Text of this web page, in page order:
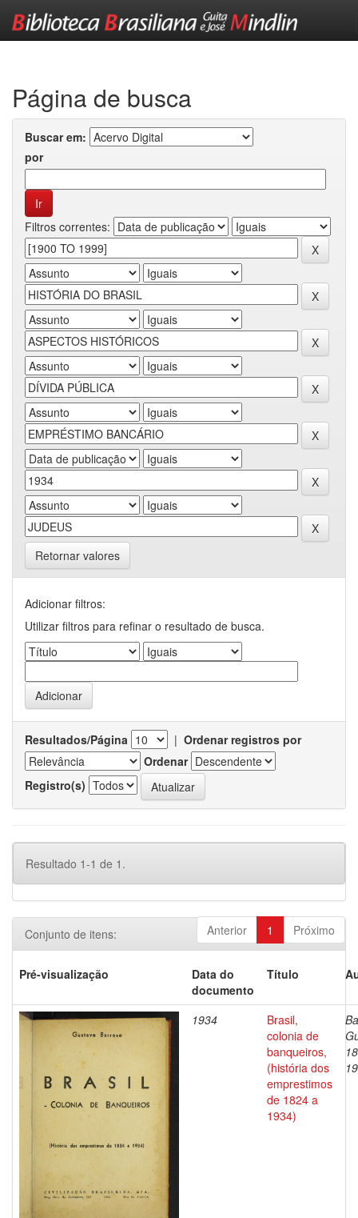
Página de busca
Buscar em:
por
Filtros correntes:
Retornar valores
Adicionar filtros:
Utilizar filtros para refinar o resultado de busca.
Resultados/Página | Ordenar registros por
Ordenar
Registro(s)
Resultado 1-1 de 1.
Anterior 1 Próximo
Conjunto de itens:
Pré-visualização
Data do
documento
Título
1934
Brasil,
colonia de
banqueiros,
(história dos
emprestimos
de 1824 a
1934)